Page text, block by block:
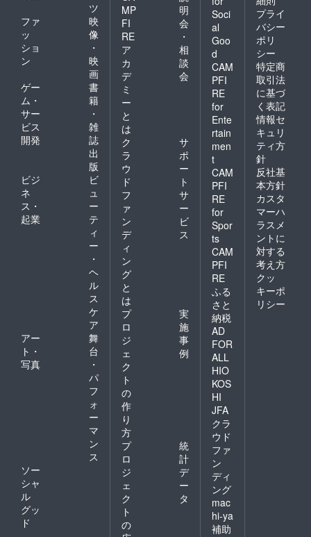
ミュニ
ション
能力を
高めた
い方 ＊
陰陽五
行思想
を日常
生活に
活かし
たい方
＊氣質
診断を
本格的
に学び
たい
方、そ
の第一
歩とし
て ＊60
干支こ
とだま
セラ
カード
をより
深く活
や、
日々の
生活に
取り入
れるこ
とがで
きるこ
とだま
セラ
ピーの
方法を
紹介。
＊運勢/
効能は
確約す
るもの
ではあ
りませ
ん。 A5
ズ,150p
,書籍の
みの販
売価格
¥1,980
定）こ
ちらは
五神
が、あ
なたを
力強く
サポー
VITACE
氣質
カード
あなた
の個性
を輝か
せる、
VITACE
氣質診
断に基
づいた
セージ
カード
＊取扱
説明書
カード
の使い
方や、
60干支
の知識
を深め
乗効果
で、学
びがさ
らに深
まりま
す。 ＊
オンラ
インで
学んで
頂けま
す。ご
自宅に
いなが
ら6.5時
間で資
格取得
できま
すよ！
前半、
後半と
分けて
受講す
ること
も可能
です。
検定に
合格す
ると？
理解す
るため
の、オ
ンライ
ン個別
ション
オー
ダーメ
イド パ
ワース
トーン
グッズ
あなた
の生年
月日や
願いに
合わせ
て、ブ
レス
ト、ア
ンク
レッ
ト、根
付な
ど、お
ツ
ファ
ッ
ショ
ン
映
像
・
映
画
ゲー
ム・
サー
ビス
開発
書
籍
・
雑
誌
出
版
ビジ
ネ
ス・
起業
ビ
ュ
ー
テ
ィ
ー
・
ヘ
ル
ス
ケ
ア
アー
ト・
写真
舞
台
・
パ
フ
ォ
ー
マ
ン
ス
ソー
シャ
ル
グッ
ド
MP
FI
RE
ア
カ
デ
ミ
ー
と
は
明
会
・
相
談
会
ク
ラ
ウ
ド
フ
ァ
ン
デ
ィ
ン
グ
と
は
サ
ポ
ー
ト
サ
ー
ビ
ス
プ
ロ
ジ
ェ
ク
ト
の
作
り
方
実
施
事
例
プ
ロ
ジ
ェ
ク
ト
の
統
計
デ
ー
タ
Soci
al
Goo
d
CAM
PFI
RE
for
Ente
rtain
men
t
CAM
PFI
RE
for
Spor
ts
CAM
PFI
RE
ふる
さと
納税
AD
FOR
ALL
HIO
KOS
HI
JFA
クラ
ウド
ファ
ン
ディ
ング
mac
hi-ya
補助
プライ
バシー
ポリ
シー
特定商
取引法
に基づ
く表記
情報セ
キュリ
ティ方
針
反社基
本方針
カスタ
マーハ
ラスメ
ントに
対する
考え方
クッ
キーポ
リシー